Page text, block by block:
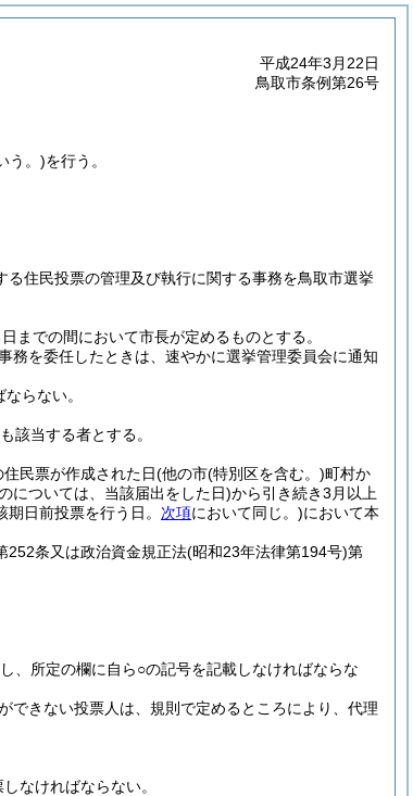
平成24年3月22日
鳥取市条例第26号
う。)を行う。
住民投票の管理及び執行に関する事務を鳥取市選挙
までの間において市長が定めるものとする。
務を委任したときは、速やかに選挙管理委員会に通知
らない。
該当する者とする。
民票が作成された日(他の市(特別区を含む。)町村か
については、当該届出をした日)から引き続き3月以上
日前投票を行う日。 次項において同じ。)において本
252条又は政治資金規正法(昭和23年法律第194号)第
、所定の欄に自ら○の記号を記載しなければならな
できない投票人は、規則で定めるところにより、代理
なければならない。